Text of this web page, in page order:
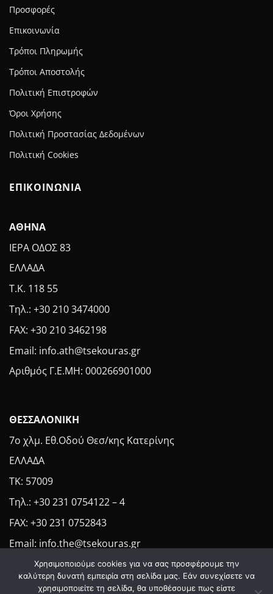
Προσφορές
Επικοινωνία
Τρόποι Πληρωμής
Τρόποι Αποστολής
Πολιτική Επιστροφών
Όροι Χρήσης
Πολιτική Προστασίας Δεδομένων
Πολιτική Cookies
ΕΠΙΚΟΙΝΩΝΙΑ
ΑΘΗΝΑ
ΙΕΡΑ ΟΔΟΣ 83
ΕΛΛΑΔΑ
Τ.Κ. 118 55
Τηλ.: +30 210 3474000
FAX: +30 210 3462198
Email: info.ath@tsekouras.gr
Αριθμός Γ.Ε.MH: 000266901000
ΘΕΣΣΑΛΟΝΙΚΗ
7ο χλμ. Εθ.Οδού Θεσ/κης Κατερίνης
ΕΛΛΑΔΑ
ΤΚ: 57009
Τηλ.: +30 231 0754122 – 4
FAX: +30 231 0752843
Email: info.the@tsekouras.gr
Χρησιμοποιούμε cookies για να σας προσφέρουμε την
καλύτερη δυνατή εμπειρία στη σελίδα μας. Εάν συνεχίσετε να
χρησιμοποιείτε τη σελίδα, θα υποθέσουμε πως είστε